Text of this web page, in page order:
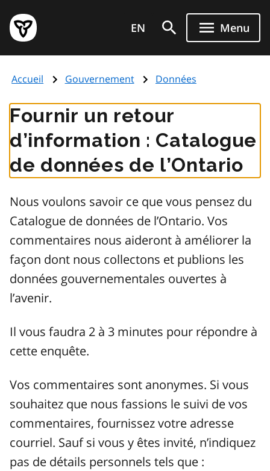
au
contenu
principal
Page
d'accueil
de
EN Menu
Accueil Gouvernement Données
Fournir un retour
d’information : Catalogue
de données de l’Ontario
Nous voulons savoir ce que vous pensez du
Catalogue de données de l’Ontario. Vos
commentaires nous aideront à améliorer la
façon dont nous collectons et publions les
données gouvernementales ouvertes à
l’avenir.
Il vous faudra 2 à 3 minutes pour répondre à
cette enquête.
Vos commentaires sont anonymes. Si vous
souhaitez que nous fassions le suivi de vos
commentaires, fournissez votre adresse
courriel. Sauf si vous y êtes invité, n’indiquez
pas de détails personnels tels que :